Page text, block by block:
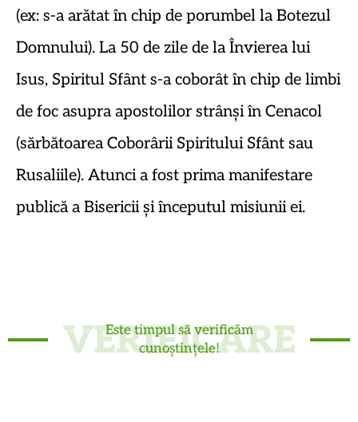
(ex: s-a arătat în chip de porumbel la Botezul
Domnului). La 50 de zile de la Învierea lui
Isus, Spiritul Sfânt s-a coborât în chip de limbi
de foc asupra apostolilor strânși în Cenacol
(sărbătoarea Coborârii Spiritului Sfânt sau
Rusaliile). Atunci a fost prima manifestare
publică a Bisericii și începutul misiunii ei.
VERIFICARE
Este timpul să verificăm
cunoștințele!